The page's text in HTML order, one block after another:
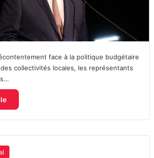
face à la politique budgétaire
des collectivités locales, les représentants